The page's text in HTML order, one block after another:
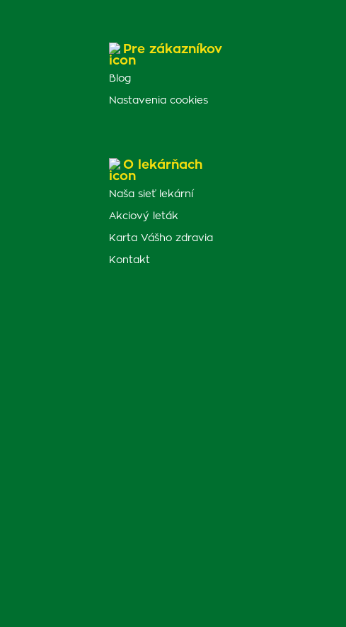
Pre zákazníkov
Blog
Nastavenia cookies
O lekárňach
Naša sieť lekární
Akciový leták
Karta Vášho zdravia
Kontakt